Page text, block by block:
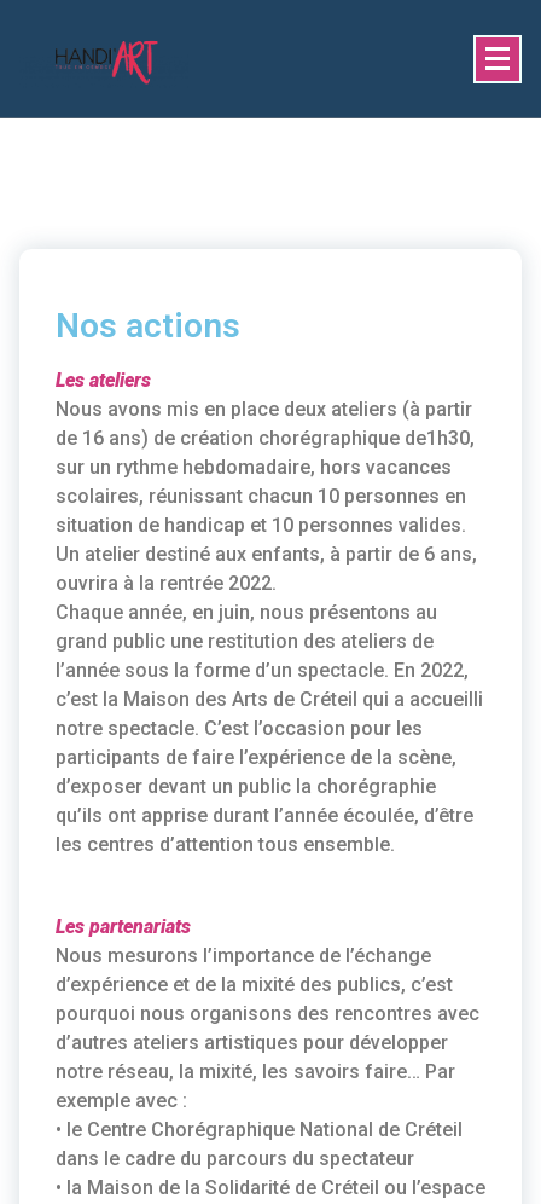
Nos actions
Les ateliers
Nous avons mis en place deux ateliers (à partir
de 16 ans) de création chorégraphique de1h30,
sur un rythme hebdomadaire, hors vacances
scolaires, réunissant chacun 10 personnes en
situation de handicap et 10 personnes valides.
Un atelier destiné aux enfants, à partir de 6 ans,
ouvrira à la rentrée 2022.
Chaque année, en juin, nous présentons au
grand public une restitution des ateliers de
l’année sous la forme d’un spectacle. En 2022,
c’est la Maison des Arts de Créteil qui a accueilli
notre spectacle. C’est l’occasion pour les
participants de faire l’expérience de la scène,
d’exposer devant un public la chorégraphie
qu’ils ont apprise durant l’année écoulée, d’être
les centres d’attention tous ensemble.
Les partenariats
Nous mesurons l’importance de l’échange
d’expérience et de la mixité des publics, c’est
pourquoi nous organisons des rencontres avec
d’autres ateliers artistiques pour développer
notre réseau, la mixité, les savoirs faire… Par
exemple avec :
• le Centre Chorégraphique National de Créteil
dans le cadre du parcours du spectateur
• la Maison de la Solidarité de Créteil ou l’espace